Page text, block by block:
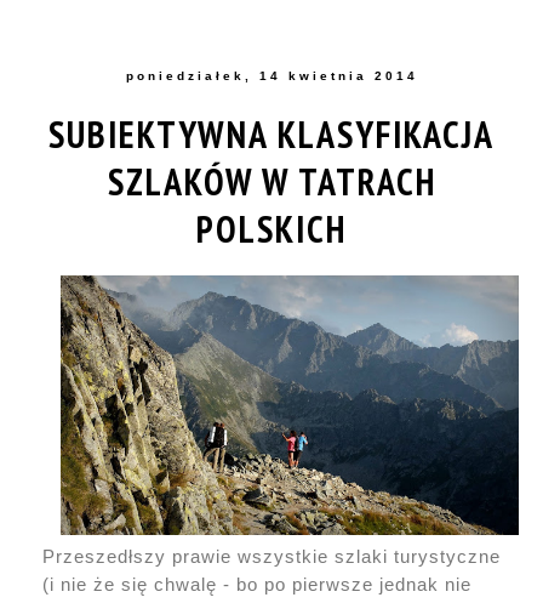
poniedziałek, 14 kwietnia 2014
SUBIEKTYWNA KLASYFIKACJA
SZLAKÓW W TATRACH
POLSKICH
Przeszedłszy prawie wszystkie szlaki turystyczne
(i nie że się chwalę - bo po pierwsze jednak nie